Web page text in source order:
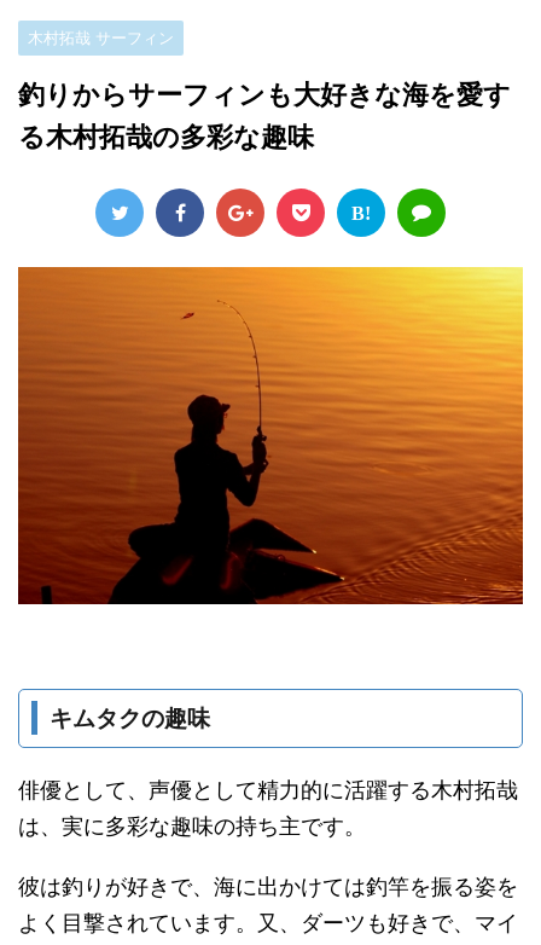
木村拓哉 サーフィン
釣りからサーフィンも大好きな海を愛す
る木村拓哉の多彩な趣味
B!
キムタクの趣味
俳優として、声優として精力的に活躍する木村拓哉
は、実に多彩な趣味の持ち主です。
彼は釣りが好きで、海に出かけては釣竿を振る姿を
よく目撃されています。又、ダーツも好きで、マイ